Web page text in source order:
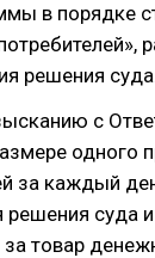
в порядке
решения
с
одного
за каждый
суда
товар